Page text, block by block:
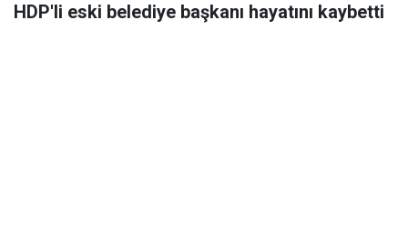
HDP'li eski belediye başkanı hayatını kaybetti